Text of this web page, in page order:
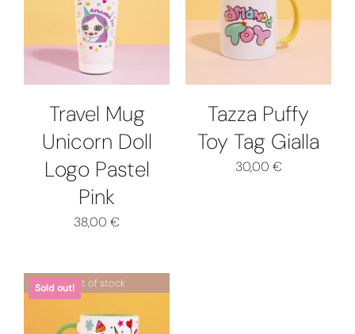
DETTAGLI
Travel Mug
Unicorn Doll
Logo Pastel
Pink
38,00 €
DETTAGLI
Tazza Puffy
Toy Tag Gialla
30,00 €
Out of stock
Sold out!